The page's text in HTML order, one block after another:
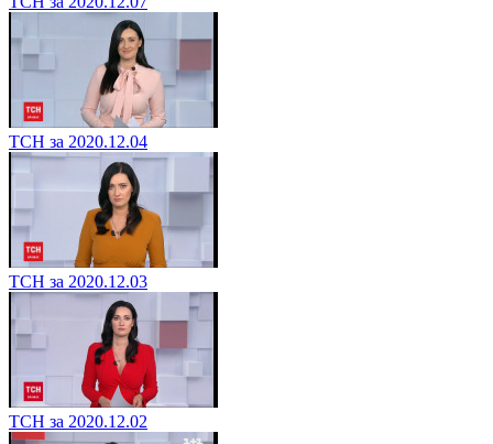
ТСН за 2020.12.04
ТСН за 2020.12.03
ТСН за 2020.12.02